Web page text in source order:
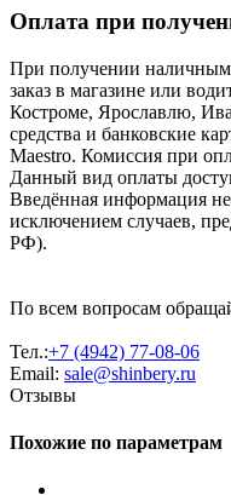
Оплата при
При получении
заказ в магазине или
Костроме, Ярославлю,
средства и банковские
Maestro. Комиссия при
Данный вид оплаты
Введённая информация не
исключением случаев,
РФ).
По всем вопросам
Тел.:+7 (4942) 77-08-06
Email: sale@shinbery.ru
Отзывы
Похожие по параметрам